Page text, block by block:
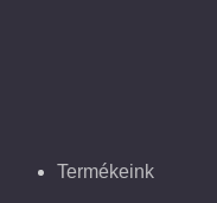
Termékeink